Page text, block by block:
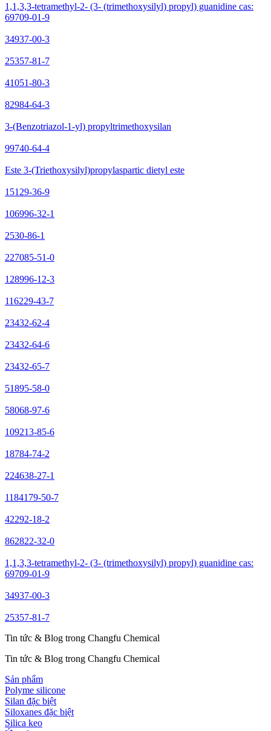
1,1,3,3-tetramethyl-2- (3- (trimethoxysilyl) propyl) guanidine cas:
69709-01-9
34937-00-3
25357-81-7
41051-80-3
82984-64-3
3-(Benzotriazol-1-yl) propyltrimethoxysilan
99740-64-4
Este 3-(Triethoxysilyl)propylaspartic dietyl este
15129-36-9
106996-32-1
2530-86-1
227085-51-0
128996-12-3
116229-43-7
23432-62-4
23432-64-6
23432-65-7
51895-58-0
58068-97-6
109213-85-6
18784-74-2
224638-27-1
1184179-50-7
42292-18-2
862822-32-0
1,1,3,3-tetramethyl-2- (3- (trimethoxysilyl) propyl) guanidine cas:
69709-01-9
34937-00-3
25357-81-7
Tin tức & Blog trong Changfu Chemical
Tin tức & Blog trong Changfu Chemical
Sản phẩm
Polyme silicone
Silan đặc biệt
Siloxanes đặc biệt
Silica keo